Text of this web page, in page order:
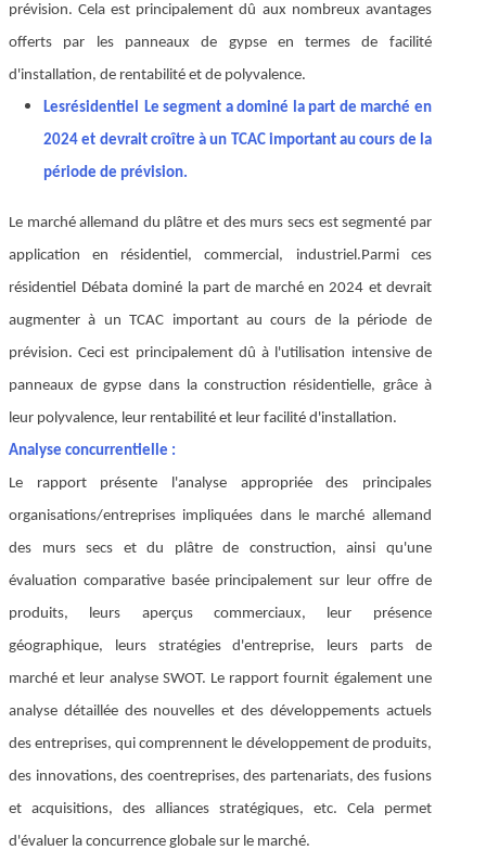
prévision. Cela est principalement dû aux nombreux avantages
offerts par les panneaux de gypse en termes de facilité
d'installation, de rentabilité et de polyvalence.
Lesrésidentiel
Le segment a dominé la part de marché en
2024 et devrait croître à un TCAC important au cours de la
période de prévision.
Le marché allemand du plâtre et des murs secs est segmenté par
application en résidentiel, commercial, industriel. Parmi ces
résidentiel
Débata dominé la part de marché en 2024 et devrait
augmenter à un TCAC important au cours de la période de
prévision. Ceci est principalement dû à l'utilisation intensive de
panneaux de gypse dans la construction résidentielle, grâce à
leur polyvalence, leur rentabilité et leur facilité d'installation.
Analyse concurrentielle :
Le rapport présente l'analyse appropriée des principales
organisations/entreprises impliquées dans le marché allemand
des murs secs et du plâtre de construction, ainsi qu'une
évaluation comparative basée principalement sur leur offre de
produits, leurs aperçus commerciaux, leur présence
géographique, leurs stratégies d'entreprise, leurs parts de
marché et leur analyse SWOT. Le rapport fournit également une
analyse détaillée des nouvelles et des développements actuels
des entreprises, qui comprennent le développement de produits,
des innovations, des coentreprises, des partenariats, des fusions
et acquisitions, des alliances stratégiques, etc. Cela permet
d'évaluer la concurrence globale sur le marché.